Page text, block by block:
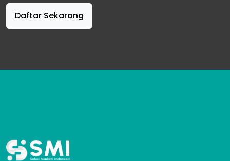
Daftar Sekarang